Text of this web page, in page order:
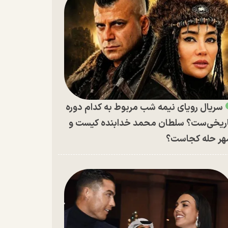
سریال رویای نیمه شب مربوط به کدام دوره
سلطان محمد خدابنده کیست و
حله کجاست؟